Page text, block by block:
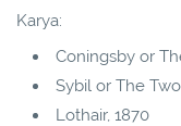
Karya:
Coningsby or
Sybil or The
Lothair, 1870